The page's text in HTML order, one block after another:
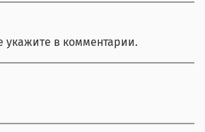
укажите в комментарии.